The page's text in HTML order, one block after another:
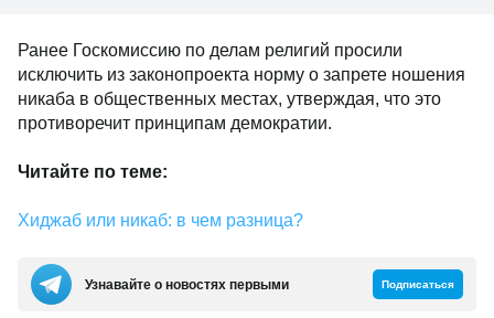
Ранее Госкомиссию по делам религий просили
исключить из законопроекта норму о запрете ношения
никаба в общественных местах, утверждая, что это
противоречит принципам демократии.
Читайте по теме:
Хиджаб или никаб: в чем разница?
Узнавайте о новостях первыми Подписаться